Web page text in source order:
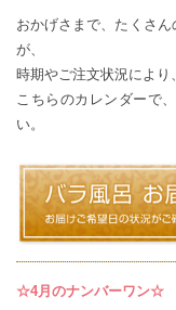
おかげさまで、たくさ
が、
時期やご注文状況により
こちらのカレンダーで
い。
☆4月のナンバーワン☆